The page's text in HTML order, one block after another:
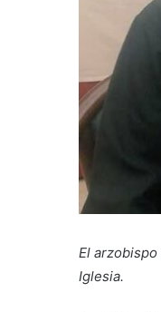
El
Iglesia.